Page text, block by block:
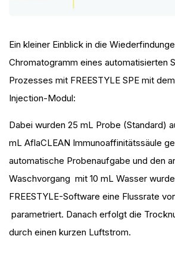
Ein kleiner Einblick in die
Chromatogramm eines automatisierten
Prozesses mit FREESTYLE SPE mit
Injection-Modul:
Dabei wurden 25 mL Probe (Standard)
mL AflaCLEAN Immunoaffinitätssäule
automatische Probenaufgabe und den
Waschvorgang mit 10 mL Wasser
FREESTYLE-Software eine Flussrate
parametriert. Danach erfolgt die
durch einen kurzen Luftstrom.